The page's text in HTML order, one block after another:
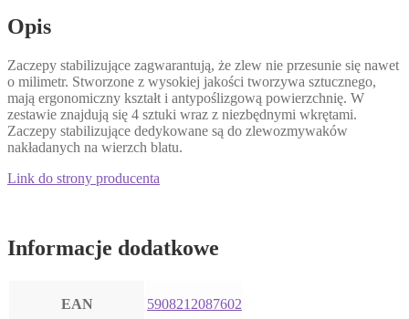
Opis
Zaczepy stabilizujące zagwarantują, że zlew nie przesunie się nawet
o milimetr. Stworzone z wysokiej jakości tworzywa sztucznego,
mają ergonomiczny kształt i antypoślizgową powierzchnię. W
zestawie znajdują się 4 sztuki wraz z niezbędnymi wkrętami.
Zaczepy stabilizujące dedykowane są do zlewozmywaków
nakładanych na wierzch blatu.
Link do strony producenta
Informacje dodatkowe
EAN 5908212087602